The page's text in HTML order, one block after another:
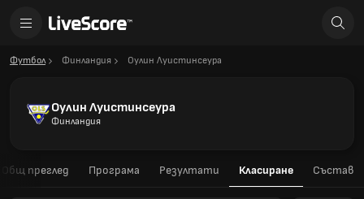
Футбол Финландия Оулин Луистинсеура
Оулин Луистинсеура
Финландия
Общ преглед Програма Резултати Класиране Състав